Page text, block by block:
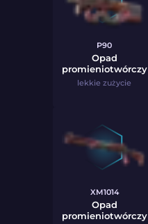
P90
Opad
promieniotwórczy
lekkie zużycie
XM1014
Opad
promieniotwórczy